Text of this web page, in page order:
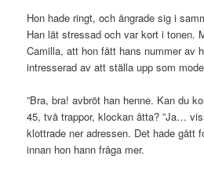
Hon hade ringt, och ångrade sig i
Han lät stressad och var kort i tonen.
Camilla, att hon fått hans nummer av
intresserad av att ställa upp som
”Bra, bra! avbröt han henne. Kan du
45, två trappor, klockan åtta? ”Ja…
klottrade ner adressen. Det hade gått
innan hon hann fråga mer.